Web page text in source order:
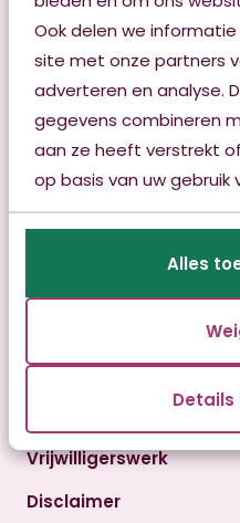
Ook delen we
site met onze partners
adverteren en analyse.
gegevens combineren
aan ze heeft verstrekt
op basis van uw gebruik
Alles
Details
Bekijk onze locaties
Info voor verwijzers
Contact
Klachten
Publicaties & brochures
Info voor verwijzers
Vrijwilligerswerk
Disclaimer